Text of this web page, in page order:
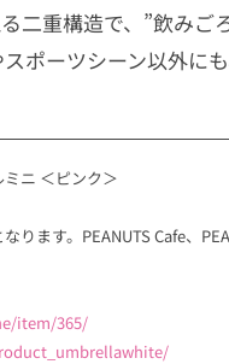
二重構造で、”飲みご
ポーツシーン以外に
ミニ ＜ピンク＞
ます。PEANUTS Cafe、
item/365/